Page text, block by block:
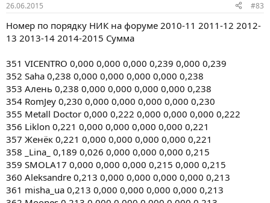
26.06.2015 #83
Номер по порядку НИК на форуме 2010-11 2011-12 2012-
13 2013-14 2014-2015 Сумма
351 VICENTRO 0,000 0,000 0,000 0,239 0,000 0,239
352 Saha 0,238 0,000 0,000 0,000 0,000 0,238
353 Алень 0,238 0,000 0,000 0,000 0,000 0,238
354 RomJey 0,230 0,000 0,000 0,000 0,000 0,230
355 Metall Doctor 0,000 0,222 0,000 0,000 0,000 0,222
356 Liklon 0,221 0,000 0,000 0,000 0,000 0,221
357 Женёк 0,221 0,000 0,000 0,000 0,000 0,221
358 _Lina_ 0,189 0,026 0,000 0,000 0,000 0,215
359 SMOLA17 0,000 0,000 0,000 0,215 0,000 0,215
360 Aleksandre 0,213 0,000 0,000 0,000 0,000 0,213
361 misha_ua 0,213 0,000 0,000 0,000 0,000 0,213